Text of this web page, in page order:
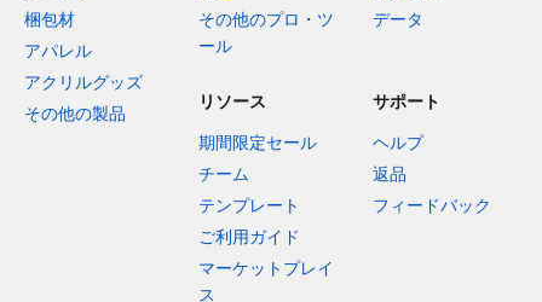
梱包材
アパレル
アクリルグッズ
その他の製品
その他のプロ・ツ
ール
データ
リソース
期間限定セール
チーム
テンプレート
ご利用ガイド
マーケットプレイ
ス
サポート
ヘルプ
返品
フィードバック